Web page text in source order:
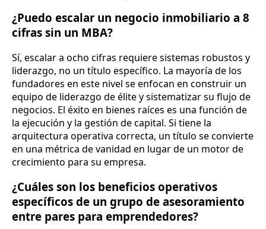
¿Puedo escalar un negocio inmobiliario a 8
cifras sin un MBA?
Sí, escalar a ocho cifras requiere sistemas robustos y
liderazgo, no un título específico. La mayoría de los
fundadores en este nivel se enfocan en construir un
equipo de liderazgo de élite y sistematizar su flujo de
negocios. El éxito en bienes raíces es una función de
la ejecución y la gestión de capital. Si tiene la
arquitectura operativa correcta, un título se convierte
en una métrica de vanidad en lugar de un motor de
crecimiento para su empresa.
¿Cuáles son los beneficios operativos
específicos de un grupo de asesoramiento
entre pares para emprendedores?